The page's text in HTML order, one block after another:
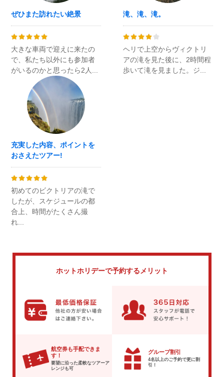
ぜひまた訪れたい絶景
大きな車両で迎えに来たの
で、私たち以外にも参加者
がいるのかと思ったら2人...
滝、滝、滝。
ヘリで上空からヴィクトリ
アの滝を見た後に、2時間程
歩いて滝を見ました。ジ...
充実した内容、ポイントを
おさえたツアー!
初めてのビクトリアの滝で
したが、スケジュールの都
合上、時間がたくさん撮
れ...
ホットホリデーで予約するメリット
航空券も手配できま
す！
要望に沿った柔軟なツアーア
レンジも可
グループ割引
4名以上のご予約で更に割
引！